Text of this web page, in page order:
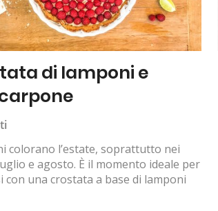
di lamponi e
colorano l’estate, soprattutto nei
e agosto. È il momento ideale per
con una crostata a base di lamponi